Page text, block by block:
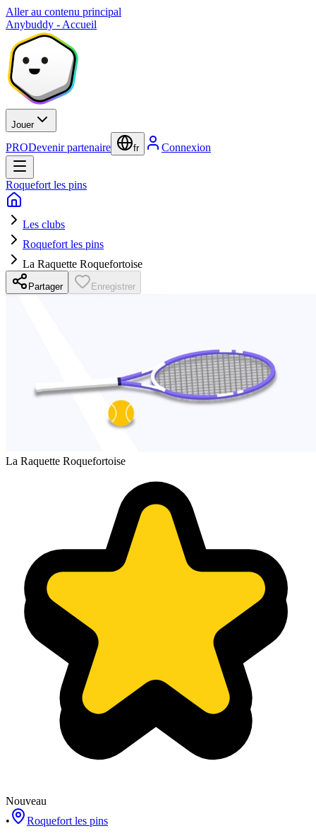
Aller au contenu principal
Anybuddy - Accueil
Jouer
PRODevenir partenaire fr Connexion
Roquefort les pins
Les clubs
Roquefort les pins
La Raquette Roquefortoise
Partager Enregistrer
La Raquette Roquefortoise
Nouveau
•
Roquefort les pins